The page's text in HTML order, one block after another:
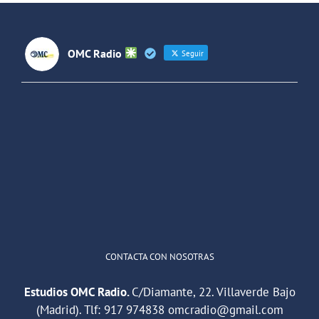
OMC Radio Seguir
CONTACTA CON NOSOTRAS
Estudios OMC Radio.C/Diamante, 22. Villaverde Bajo
(Madrid). Tlf: 917 974838 omcradio@gmail.com